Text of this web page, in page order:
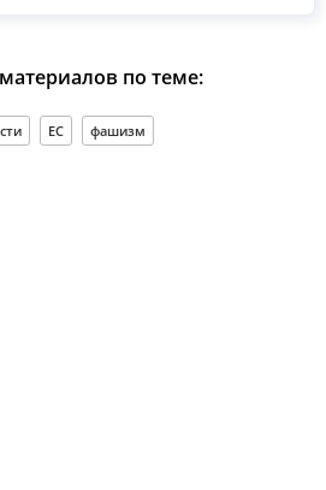
по теме:
ЕС фашизм